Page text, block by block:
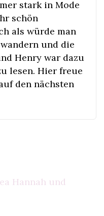
stark in Mode
schön
als würde man
und die
Henry war dazu
lesen. Hier freue
den nächsten
Hannah und